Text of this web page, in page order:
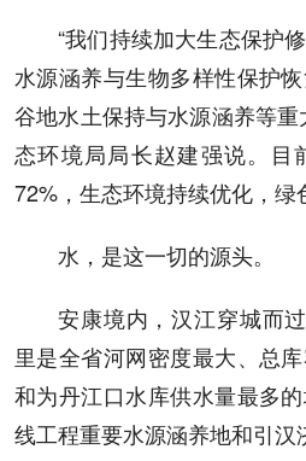
“我们持续加大生态保护
水源涵养与生物多样性保护
谷地水土保持与水源涵养等重
态环境局局长赵建强说。目
72%，生态环境持续优化，绿
水，是这一切的源头。
安康境内，汉江穿城而
里是全省河网密度最大、总
和为丹江口水库供水量最多
线工程重要水源涵养地和引汉